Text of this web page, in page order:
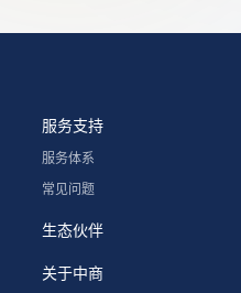
服务支持
服务体系
常见问题
生态伙伴
关于中商